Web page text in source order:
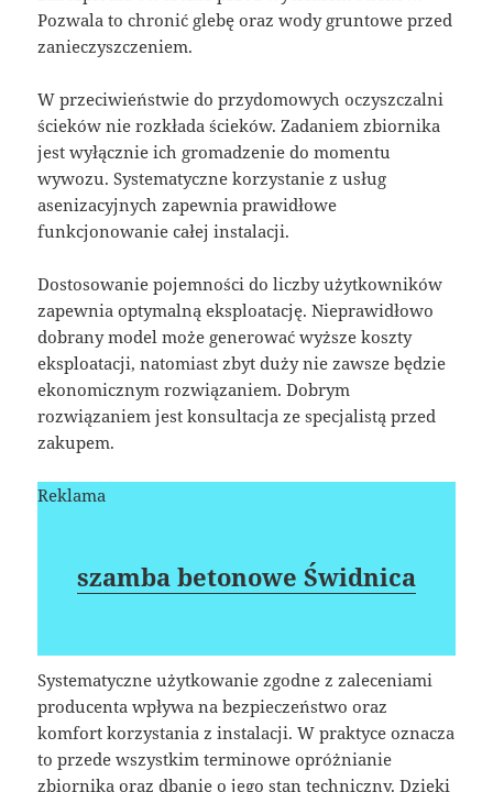
Pozwala to chronić glebę oraz wody gruntowe przed
zanieczyszczeniem.
W przeciwieństwie do przydomowych oczyszczalni
ścieków nie rozkłada ścieków. Zadaniem zbiornika
jest wyłącznie ich gromadzenie do momentu
wywozu. Systematyczne korzystanie z usług
asenizacyjnych zapewnia prawidłowe
funkcjonowanie całej instalacji.
Dostosowanie pojemności do liczby użytkowników
zapewnia optymalną eksploatację. Nieprawidłowo
dobrany model może generować wyższe koszty
eksploatacji, natomiast zbyt duży nie zawsze będzie
ekonomicznym rozwiązaniem. Dobrym
rozwiązaniem jest konsultacja ze specjalistą przed
zakupem.
Reklama
szamba betonowe Świdnica
Systematyczne użytkowanie zgodne z zaleceniami
producenta wpływa na bezpieczeństwo oraz
komfort korzystania z instalacji. W praktyce oznacza
to przede wszystkim terminowe opróżnianie
zbiornika oraz dbanie o jego stan techniczny. Dzięki